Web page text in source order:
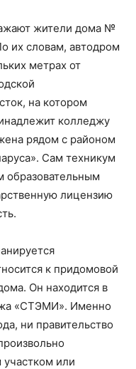
жители дома №
их словам, автодром
метрах от
на котором
колледжу
рядом с районом
Сам техникум
образовательным
лицензию
к придомовой
Он находится в
«СТЭМИ». Именно
ни правительство
или